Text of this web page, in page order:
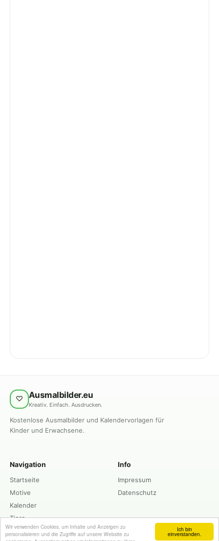
Ich bin
einverstanden.
Wir verwenden Cookies, um Inhalte und Anzeigen zu
personalisieren und die Zugriffe auf unsere Website zu
♡ Ausmalbilder.eu
Kreativ. Einfach. Ausdrucken.
Kostenlose Ausmalbilder und Kalendervorlagen für
Kinder und Erwachsene.
Navigation
Startseite
Motive
Kalender
Tiere
Info
Impressum
Datenschutz